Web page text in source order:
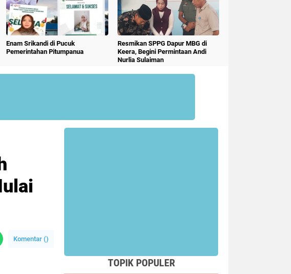
Enam Srikandi di Pucuk
Pemerintahan Pitumpanua
Resmikan SPPG Dapur MBG di
Keera, Begini Permintaan Andi
Nurlia Sulaiman
Komentar ()
TOPIK POPULER